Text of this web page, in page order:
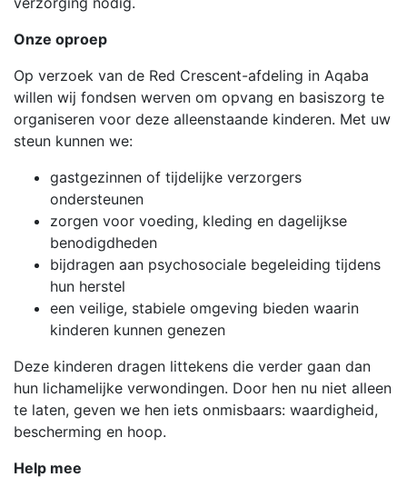
Onze oproep
Op verzoek van de Red Crescent-afdeling in Aqaba
willen wij fondsen werven om opvang en basiszorg te
organiseren voor deze alleenstaande kinderen. Met uw
steun kunnen we:
gastgezinnen of tijdelijke verzorgers
ondersteunen
zorgen voor voeding, kleding en dagelijkse
benodigdheden
bijdragen aan psychosociale begeleiding tijdens
hun herstel
een veilige, stabiele omgeving bieden waarin
kinderen kunnen genezen
Deze kinderen dragen littekens die verder gaan dan
hun lichamelijke verwondingen. Door hen nu niet alleen
te laten, geven we hen iets onmisbaars: waardigheid,
bescherming en hoop.
Help mee